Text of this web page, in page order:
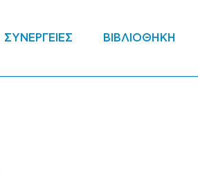
ΣΥΝΕΡΓΕΙΕΣ ΒΙΒΛΙΟΘΗΚΗ